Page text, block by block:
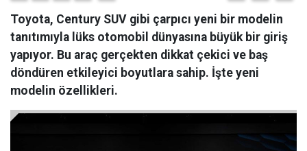
Toyota, Century SUV gibi çarpıcı yeni bir modelin
tanıtımıyla lüks otomobil dünyasına büyük bir giriş
yapıyor. Bu araç gerçekten dikkat çekici ve baş
döndüren etkileyici boyutlara sahip. İşte yeni
modelin özellikleri.